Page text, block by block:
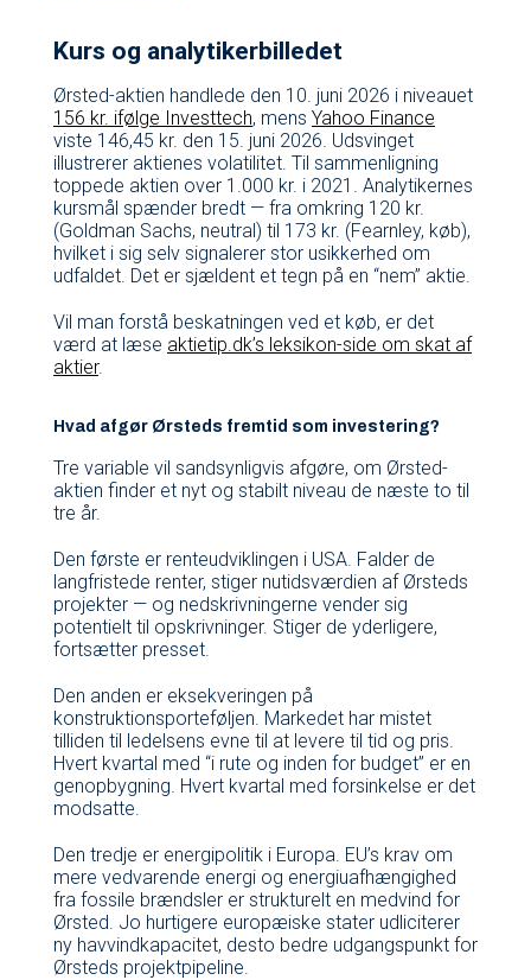
Kurs og analytikerbilledet
Ørsted-aktien handlede den 10. juni 2026 i niveauet
156 kr. ifølge Investtech, mens Yahoo Finance
viste 146,45 kr. den 15. juni 2026. Udsvinget
illustrerer aktienes volatilitet. Til sammenligning
toppede aktien over 1.000 kr. i 2021. Analytikernes
kursmål spænder bredt — fra omkring 120 kr.
(Goldman Sachs, neutral) til 173 kr. (Fearnley, køb),
hvilket i sig selv signalerer stor usikkerhed om
udfaldet. Det er sjældent et tegn på en “nem” aktie.
Vil man forstå beskatningen ved et køb, er det
værd at læse aktietip.dk’s leksikon-side om skat af
aktier.
Hvad afgør Ørsteds fremtid som investering?
Tre variable vil sandsynligvis afgøre, om Ørsted-
aktien finder et nyt og stabilt niveau de næste to til
tre år.
Den første er renteudviklingen i USA. Falder de
langfristede renter, stiger nutidsværdien af Ørsteds
projekter — og nedskrivningerne vender sig
potentielt til opskrivninger. Stiger de yderligere,
fortsætter presset.
Den anden er eksekveringen på
konstruktionsporteføljen. Markedet har mistet
tilliden til ledelsens evne til at levere til tid og pris.
Hvert kvartal med “i rute og inden for budget” er en
genopbygning. Hvert kvartal med forsinkelse er det
modsatte.
Den tredje er energipolitik i Europa. EU’s krav om
mere vedvarende energi og energiuafhængighed
fra fossile brændsler er strukturelt en medvind for
Ørsted. Jo hurtigere europæiske stater udliciterer
ny havvindkapacitet, desto bedre udgangspunkt for
Ørsteds projektpipeline.